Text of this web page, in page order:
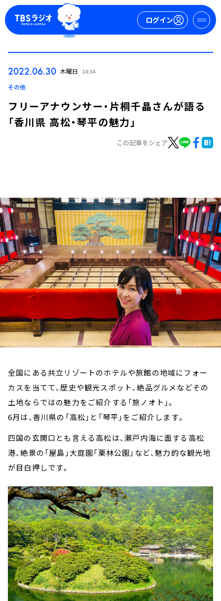
ログイン
トピックス
TBS Podcast
お知らせ
イベント・グッズ
YouTube
会社情報
2022.06.30 木曜日 14:34
その他
フリーアナウンサー・片桐千晶さんが語る
「香川県 高松・琴平の魅力」
この記事をシェア
全国にある共立リゾートのホテルや旅館の地域にフォー
カスを当てて、歴史や観光スポット、絶品グルメなどその
土地ならではの魅力をご紹介する「旅ノオト」。
6月は、香川県の「高松」と「琴平」をご紹介します。
四国の玄関口とも言える高松は、瀬戸内海に面する高松
港、絶景の「屋島」大庭園「栗林公園」など、魅力的な観光地
が目白押しです。